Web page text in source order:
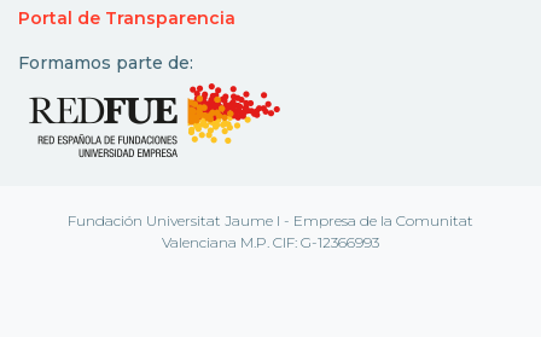
Portal de Transparencia
Formamos parte de:
Fundación Universitat Jaume I - Empresa de la Comunitat
Valenciana M.P. CIF: G-12366993